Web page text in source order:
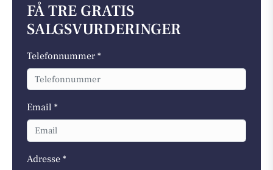
FÅ TRE GRATIS
SALGSVURDERINGER
Telefonnummer *
Email *
Adresse *